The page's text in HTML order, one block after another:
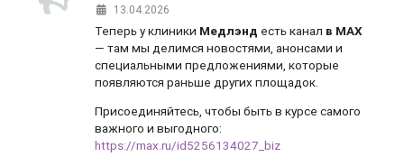
13.04.2026
Теперь у клиники Медлэнд есть канал в MAX
— там мы делимся новостями, анонсами и
специальными предложениями, которые
появляются раньше других площадок.
Присоединяйтесь, чтобы быть в курсе самого
важного и выгодного:
https://max.ru/id5256134027_biz